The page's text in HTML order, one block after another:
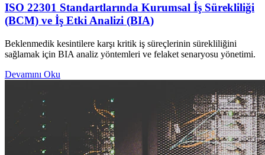
ISO 22301 Standartlarında Kurumsal İş Sürekliliği
(BCM) ve İş Etki Analizi (BIA)
Beklenmedik kesintilere karşı kritik iş süreçlerinin sürekliliğini
sağlamak için BIA analiz yöntemleri ve felaket senaryosu yönetimi.
Devamını Oku